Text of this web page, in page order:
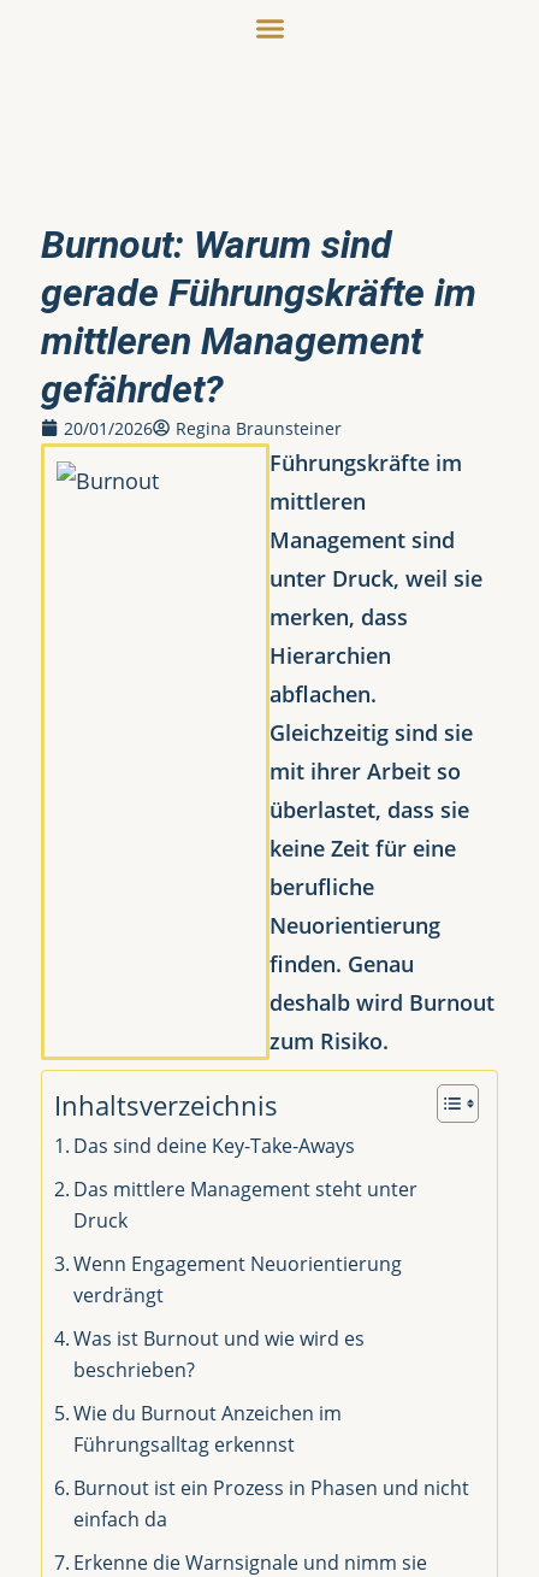
Burnout: Warum sind
gerade Führungskräfte im
mittleren Management
gefährdet?
20/01/2026 Regina Braunsteiner
Führungskräfte im
mittleren
Management sind
unter Druck, weil sie
merken, dass
Hierarchien
abflachen.
Gleichzeitig sind sie
mit ihrer Arbeit so
überlastet, dass sie
keine Zeit für eine
berufliche
Neuorientierung
finden. Genau
deshalb wird Burnout
zum Risiko.
Inhaltsverzeichnis
Das sind deine Key-Take-Aways
Das mittlere Management steht unter
Druck
Wenn Engagement Neuorientierung
verdrängt
Was ist Burnout und wie wird es
beschrieben?
Wie du Burnout Anzeichen im
Führungsalltag erkennst
Burnout ist ein Prozess in Phasen und nicht
einfach da
Erkenne die Warnsignale und nimm sie